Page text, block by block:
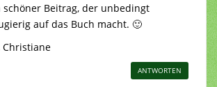
schöner Beitrag, der unbedingt
auf das Buch macht. 🙂
Christiane
ANTWORTEN